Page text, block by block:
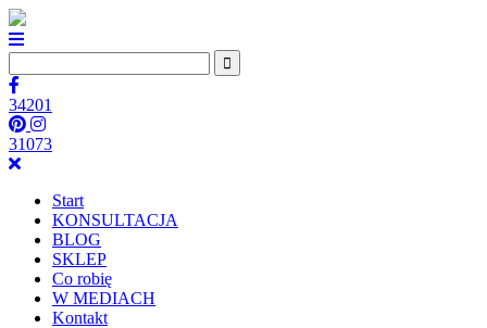
34201
31073
Start
KONSULTACJA
BLOG
SKLEP
Co robię
W MEDIACH
Kontakt